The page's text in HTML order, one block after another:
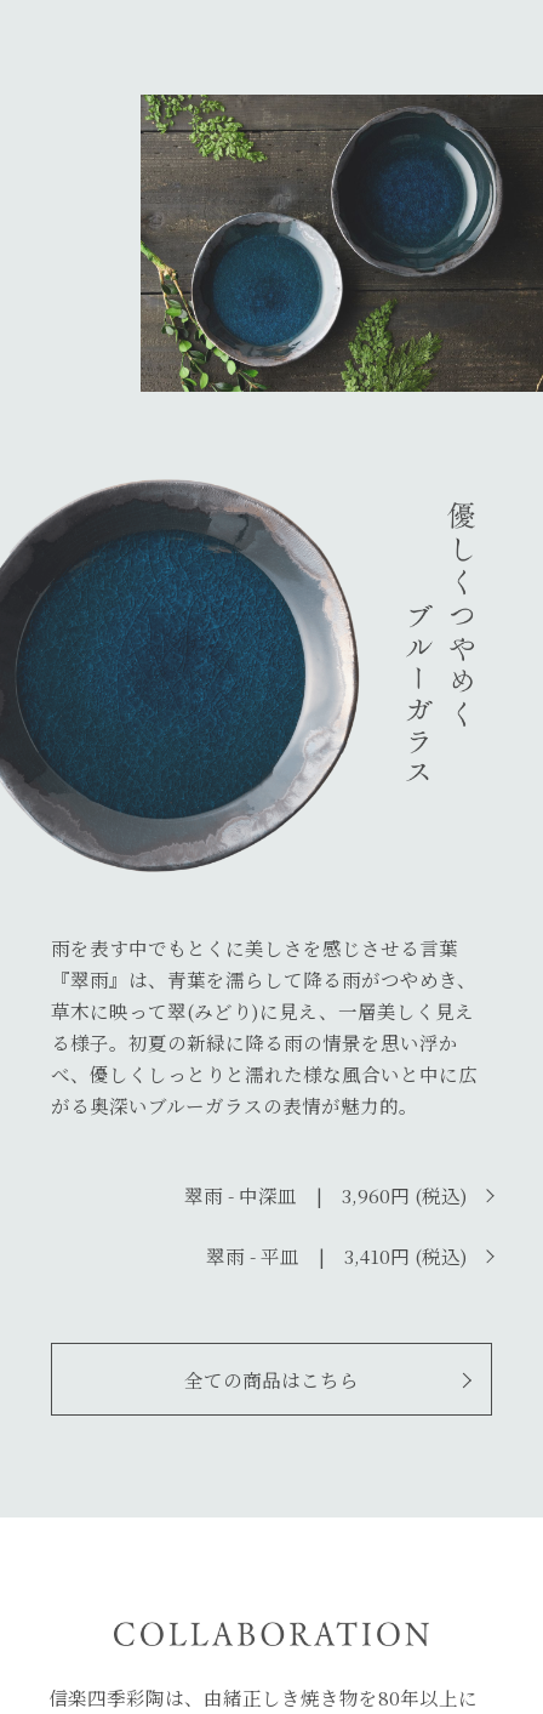
雨を表す中でもとくに美しさを感じさせる言葉
『翠雨』は、青葉を濡らして降る雨がつやめき、
草木に映って翠(みどり)に見え、一層美しく見え
る様子。初夏の新緑に降る雨の情景を思い浮か
べ、優しくしっとりと濡れた様な風合いと中に広
がる奥深いブルーガラスの表情が魅力的。
翠雨 - 中深皿 | 3,960円 (税込)
翠雨 - 平皿 | 3,410円 (税込)
全ての商品はこちら
信楽四季彩陶は、由緒正しき焼き物を80年以上に